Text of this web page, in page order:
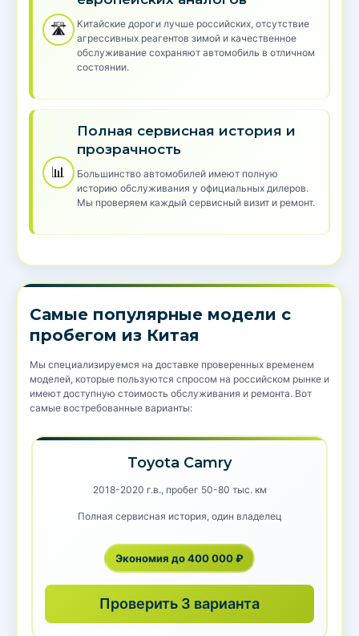
🛣️
Китайские дороги лучше российских, отсутствие
агрессивных реагентов зимой и качественное
обслуживание сохраняют автомобиль в отличном
состоянии.
📊
Полная сервисная история и
прозрачность
Большинство автомобилей имеют полную
историю обслуживания у официальных дилеров.
Мы проверяем каждый сервисный визит и ремонт.
Самые популярные модели с
пробегом из Китая
Мы специализируемся на доставке проверенных временем
моделей, которые пользуются спросом на российском рынке и
имеют доступную стоимость обслуживания и ремонта. Вот
самые востребованные варианты:
Toyota Camry
2018-2020 г.в., пробег 50-80 тыс. км
Полная сервисная история, один владелец
Экономия до 400 000 ₽
Проверить 3 варианта